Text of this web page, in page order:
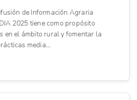
de Información Agraria
2025 tiene como propósito
en el ámbito rural y fomentar la
media...